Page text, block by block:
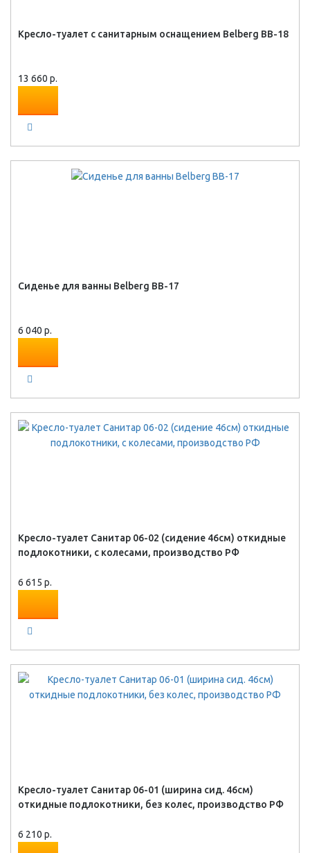
Кресло-туалет с санитарным оснащением Belberg BB-18
13 660 р.
Сиденье для ванны Belberg BB-17
6 040 р.
Кресло-туалет Санитар 06-02 (сидение 46см) откидные
подлокотники, с колесами, производство РФ
6 615 р.
Кресло-туалет Санитар 06-01 (ширина сид. 46см)
откидные подлокотники, без колес, производство РФ
6 210 р.